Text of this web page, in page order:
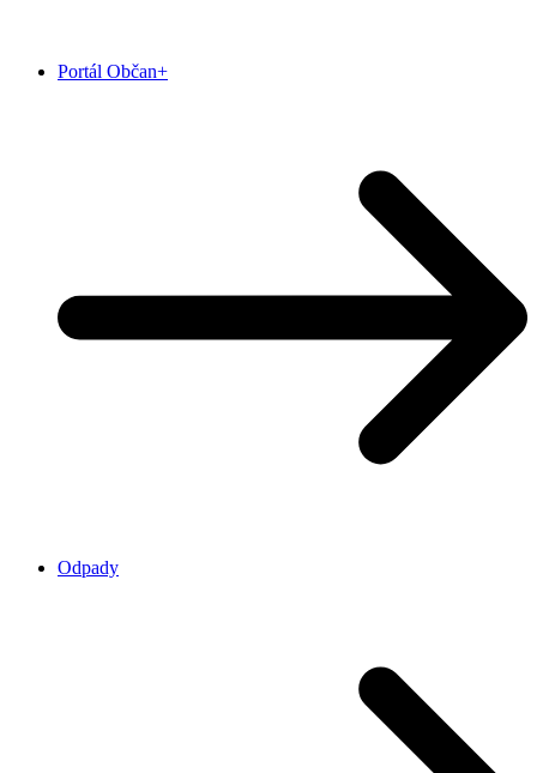
Portál Občan+
Odpady